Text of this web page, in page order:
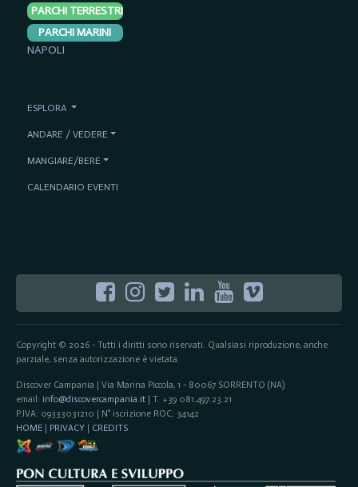
Copyright © 2026 - Tutti i diritti sono riservati. Qualsiasi riproduzione, anche
parziale, senza autorizzazione è vietata.
Discover Campania | Via Marina Piccola, 1 - 80067 SORRENTO (NA)
email: info@discovercampania.it| T. +39 081.497.23.21
P.IVA: 09333031210 | N° iscrizione ROC: 34142
HOME| PRIVACY | CREDITS
PARCHI TERRESTRI
PARCHI MARINI
NAPOLI
ESPLORA
ANDARE / VEDERE
MANGIARE/BERE
CALENDARIO EVENTI